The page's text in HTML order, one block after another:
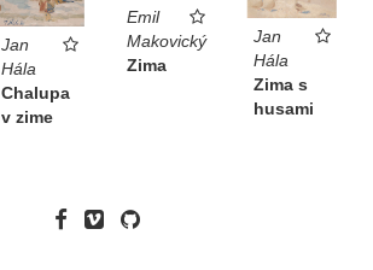
Emil
Makovický
Zima
Jan
Hála
Zima s
husami
Jan
Hála
Chalupa
v zime